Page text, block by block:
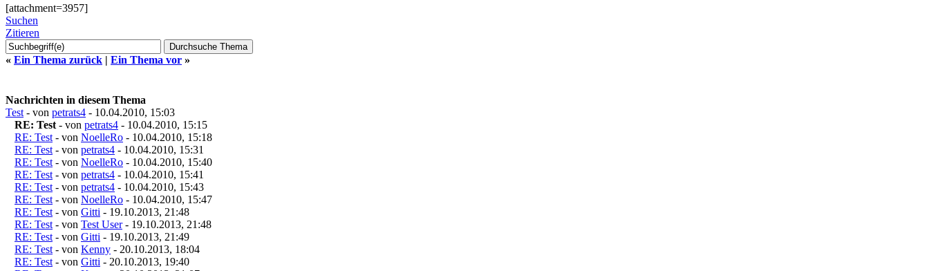
[attachment=3957]
Suchen
Zitieren
« Ein Thema zurück | Ein Thema vor »
Nachrichten in diesem Thema
Test - von petrats4 - 10.04.2010, 15:03
RE: Test - von petrats4 - 10.04.2010, 15:15
RE: Test - von NoelleRo - 10.04.2010, 15:18
RE: Test - von petrats4 - 10.04.2010, 15:31
RE: Test - von NoelleRo - 10.04.2010, 15:40
RE: Test - von petrats4 - 10.04.2010, 15:41
RE: Test - von petrats4 - 10.04.2010, 15:43
RE: Test - von NoelleRo - 10.04.2010, 15:47
RE: Test - von Gitti - 19.10.2013, 21:48
RE: Test - von Test User- 19.10.2013, 21:48
RE: Test - von Gitti - 19.10.2013, 21:49
RE: Test - von Kenny - 20.10.2013, 18:04
RE: Test - von Gitti - 20.10.2013, 19:40